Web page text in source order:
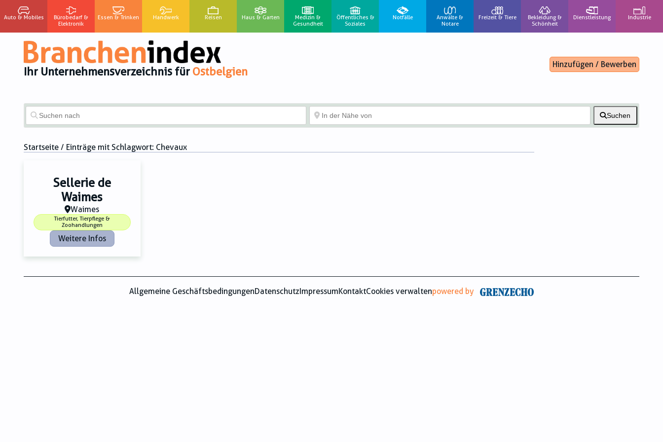
Auto & Mobiles
Bürobedarf &
Elektronik
Essen & Trinken Handwerk Reisen Haus & Garten
Medizin &
Gesundheit
Öffentliches &
Soziales
Notfälle
Anwälte &
Notare
Freizeit & Tiere
Bekleidung &
Schönheit
Dienstleistung Industrie
Ihr Unternehmensverzeichnis für Ostbelgien
Hinzufügen / Bewerben
Suchen
Startseite / Einträge mit Schlagwort: Chevaux
Sellerie de
Waimes
Waimes
Tierfutter, Tierpflege &
Zoohandlungen
Weitere Infos
Allgemeine GeschäftsbedingungenDatenschutz Impressum KontaktCookies verwaltenpowered by